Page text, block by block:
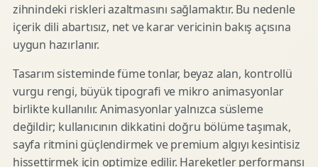
zihnindeki riskleri azaltmasını sağlamaktır. Bu nedenle
içerik dili abartısız, net ve karar vericinin bakış açısına
uygun hazırlanır.
Tasarım sisteminde füme tonlar, beyaz alan, kontrollü
vurgu rengi, büyük tipografi ve mikro animasyonlar
birlikte kullanılır. Animasyonlar yalnızca süsleme
değildir; kullanıcının dikkatini doğru bölüme taşımak,
sayfa ritmini güçlendirmek ve premium algıyı kesintisiz
hissettirmek için optimize edilir. Hareketler performansı